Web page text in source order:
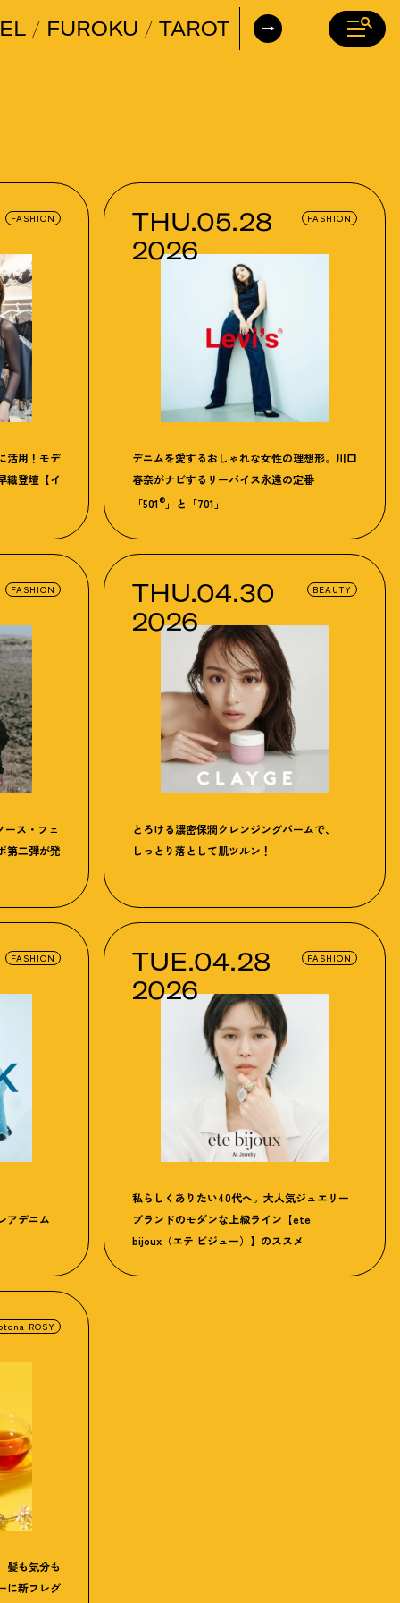
FUROKU TAROT DAILY
活用 ！ モデ
織登壇【イ
FASHION
THU.05.28
2026
デニムを愛するおしゃれな女性の理想形。川口
春奈がナビするリーバイス永遠の定番
「501® 」と「701」
FASHION
ース・フェ
第二弾が発
FASHION
THU.04.30
2026
とろける濃密保潤クレンジングバームで、
しっとり落として肌ツルン ！
BEAUTY
アデニム
FASHION
TUE.04.28
2026
私らしくありたい40代へ。大人気ジュエリー
ブランドのモダンな上級ライン【ete
bijoux（エテ ビジュー）】のススメ
FASHION
髪も気分も
に新フレグ
ROSY